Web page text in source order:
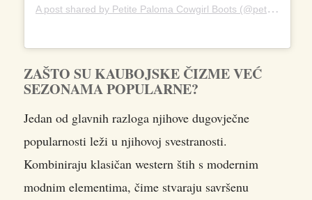
A
post shared by Petite Paloma Cowgirl Boots (@petitepaloma)
ZAŠTO SU KAUBOJSKE ČIZME VEĆ
SEZONAMA POPULARNE?
Jedan od glavnih razloga njihove dugovječne
popularnosti leži u njihovoj svestranosti.
Kombiniraju klasičan western štih s modernim
modnim elementima, čime stvaraju savršenu